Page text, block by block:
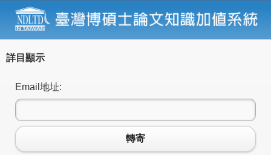
詳目顯示
Email地址:
轉寄